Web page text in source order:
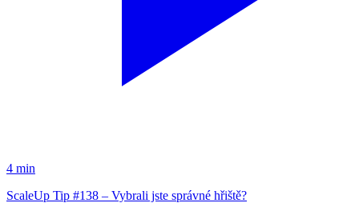
4 min
ScaleUp Tip #138 – Vybrali jste správné hřiště?